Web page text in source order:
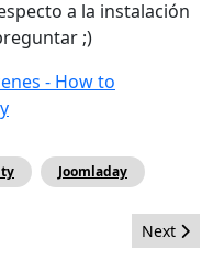
a la instalación
;)
- How to
Joomladay
características: Buscador
Next
Next